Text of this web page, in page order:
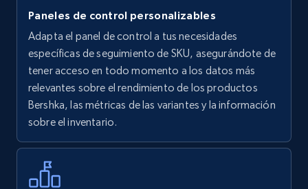
Walmart - products
URL, Final price, Sku, Currency, Gtin,
Specifications, Image urls, Top reviews, and
more.
5.6K+ 875+ Comenzar ahora
Walmart - products - Find new products by
using specific category URL
Paneles de control personalizables
Adapta el panel de control a tus necesidades
específicas de seguimiento de SKU, asegurándote de
tener acceso en todo momento a los datos más
relevantes sobre el rendimiento de los productos
Bershka, las métricas de las variantes y la información
sobre el inventario.